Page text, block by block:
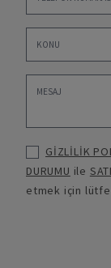
GİZLİLİK
DURUMU ile
etmek için